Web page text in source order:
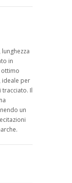
, lunghezza
in
ottimo
ideale per
Il
un